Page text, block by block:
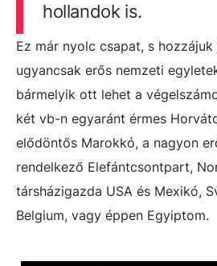
hollandok is.
Ez már nyolc csapat, s
ugyancsak erős nemzeti
bármelyik ott lehet a
két vb-n egyaránt érmes
elődöntős Marokkó, a nagyon
rendelkező Elefántcsontpart,
társházigazda USA és Mexikó,
Belgium, vagy éppen Egyiptom.